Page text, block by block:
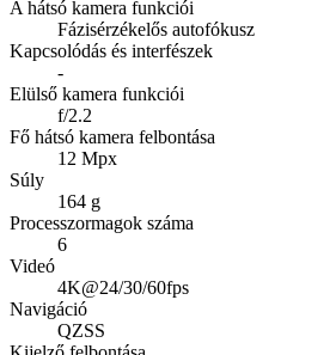
A hátsó kamera funkciói
Fázisérzékelős autofókusz
Kapcsolódás és interfészek
-
Elülső kamera funkciói
f/2.2
Fő hátsó kamera felbontása
12 Mpx
Súly
164 g
Processzormagok száma
6
Videó
4K@24/30/60fps
Navigáció
QZSS